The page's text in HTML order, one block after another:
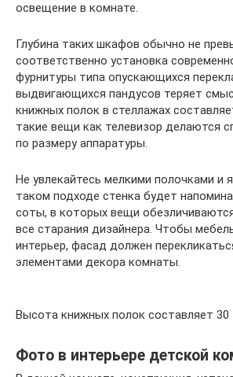
освещение в комнате.
Глубина таких шкафов обычно не
соответственно установка
фурнитуры типа опускающихся
выдвигающихся пандусов теряет
книжных полок в стеллажах
такие вещи как телевизор делаются
по размеру аппаратуры.
Не увлекайтесь мелкими полочками и
таком подходе стенка будет
соты, в которых вещи
все старания дизайнера. Чтобы
интерьер, фасад должен
элементами декора комнаты.
Высота книжных полок составляет 30
Фото в интерьере детской